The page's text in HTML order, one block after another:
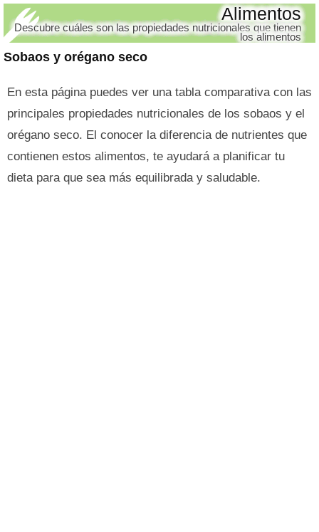
Sobaos y orégano seco
Alimentos
Descubre cuáles son las propiedades nutricionales que tienen
los alimentos
En esta página puedes ver una tabla comparativa con las
principales propiedades nutricionales de los sobaos y el
orégano seco. El conocer la diferencia de nutrientes que
contienen estos alimentos, te ayudará a planificar tu
dieta para que sea más equilibrada y saludable.